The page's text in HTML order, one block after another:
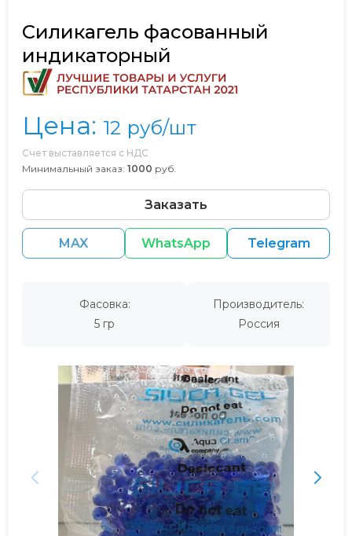
Силикагель фасованный
индикаторный
Цена: 12 руб/шт
Счет выставляется с НДС
Минимальный заказ: 1000 руб.
Заказать
MAX WhatsApp Telegram
Фасовка:
5 гр
Производитель:
Россия